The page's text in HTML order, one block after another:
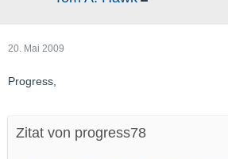
20. Mai 2009
Progress,
Zitat von progress78